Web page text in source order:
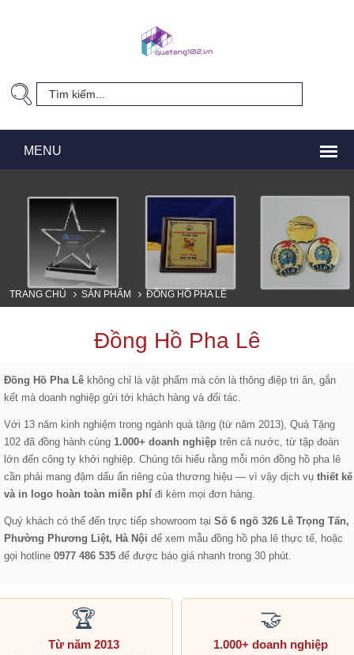
TRANG CHỦ SẢN PHẨM ĐỒNG HỒ PHA LÊ
Đồng Hồ Pha Lê
Đồng Hồ Pha Lê không chỉ là vật phẩm mà còn là thông điệp tri ân, gắn
kết mà doanh nghiệp gửi tới khách hàng và đối tác.
Với 13 năm kinh nghiệm trong ngành quà tặng (từ năm 2013), Quà Tặng
102 đã đồng hành cùng 1.000+ doanh nghiệp trên cả nước, từ tập đoàn
lớn đến công ty khởi nghiệp. Chúng tôi hiểu rằng mỗi món đồng hồ pha lê
cần phải mang đậm dấu ấn riêng của thương hiệu — vì vậy dịch vụ thiết kế
và in logo hoàn toàn miễn phí đi kèm mọi đơn hàng.
Quý khách có thể đến trực tiếp showroom tại Số 6 ngõ 326 Lê Trọng Tấn,
Phường Phương Liệt, Hà Nội để xem mẫu đồng hồ pha lê thực tế, hoặc
gọi hotline 0977 486 535 để được báo giá nhanh trong 30 phút.
🏆
Từ năm 2013
🤝
1.000+ doanh nghiệp